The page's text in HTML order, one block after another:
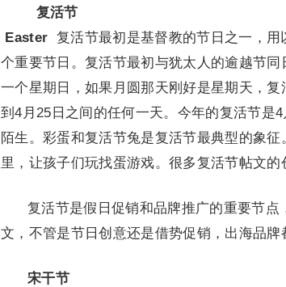
复活节
Easter 复活节最初是基督教的节日之一，
个重要节日。复活节最初与犹太人的逾越节
一个星期日，如果月圆那天刚好是星期天，
到4月25日之间的任何一天。今年的复活节是
陌生。彩蛋和复活节兔是复活节最典型的象
里，让孩子们玩找蛋游戏。很多复活节帖文的
复活节是假日促销和品牌推广的重要节
文，不管是节日创意还是借势促销，出海品牌
宋干节